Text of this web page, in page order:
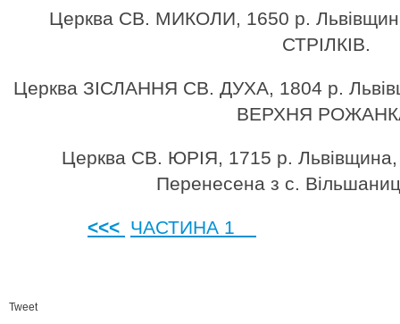
Церква СВ. МИКОЛИ, 1650 р.
СТРІЛКІВ.
Церква ЗІСЛАННЯ СВ. ДУХА, 1804 р.
ВЕРХНЯ
Церква СВ. ЮРІЯ, 1715 р.
Перенесена з с.
<<< ЧАСТИНА 1
Tweet